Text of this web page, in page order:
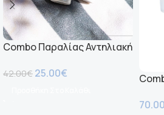
Combo Παραλίας Αντηλιακή
42.00€ 25.00€
70.00